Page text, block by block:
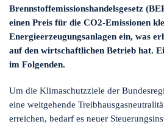
Brennstoffemissionshandelsgesetz
einen Preis für die CO2-Emissionen
Energieerzeugungsanlagen ein, was
auf den wirtschaftlichen Betrieb hat.
im Folgenden.
Um die Klimaschutzziele der
eine weitgehende
erreichen, bedarf es neuer